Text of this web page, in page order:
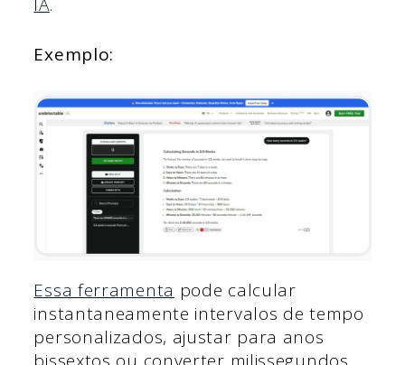
IA.
Exemplo:
Essa ferramenta pode calcular
instantaneamente intervalos de tempo
personalizados, ajustar para anos